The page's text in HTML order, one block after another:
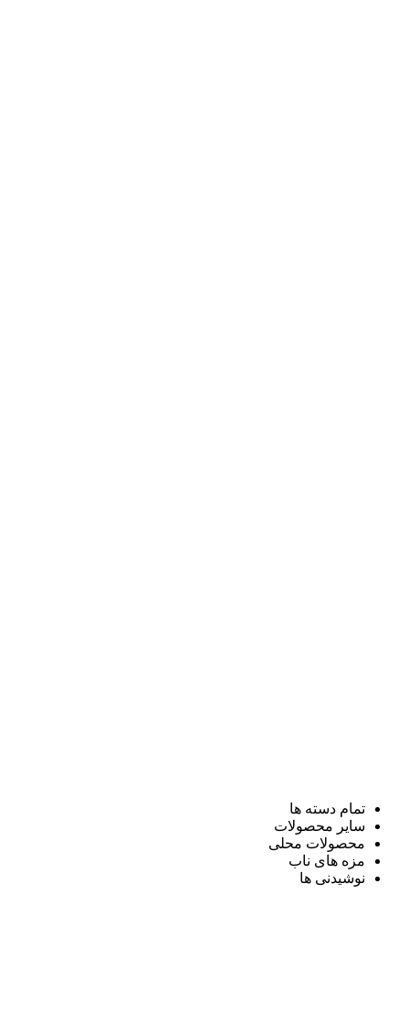
تمام دسته ها
سایر محصولات
محصولات محلی
مزه های ناب
نوشیدنی ها